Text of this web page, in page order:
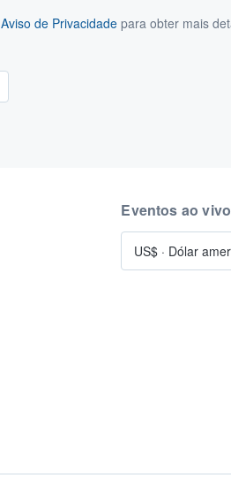
Aviso de Privacidadepara obter mais
Eventos ao
US$ · Dólar